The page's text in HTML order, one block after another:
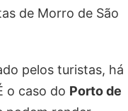
de Morro de São
pelos turistas, há
o caso do Porto de